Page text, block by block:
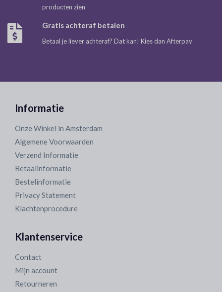
producten zien
Gratis achteraf betalen
Betaal je liever achteraf? Dat kan! Kies dan Afterpay
Informatie
Onze Winkel in Amsterdam
Algemene Voorwaarden
Verzend Informatie
Betaalinformatie
Bestelinformatie
Privacy Statement
Klachtenprocedure
Klantenservice
Contact
Mijn account
Retourneren